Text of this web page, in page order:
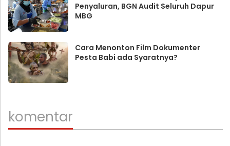
Penyaluran, BGN Audit Seluruh Dapur
MBG
Cara Menonton Film Dokumenter
Pesta Babi ada Syaratnya?
komentar